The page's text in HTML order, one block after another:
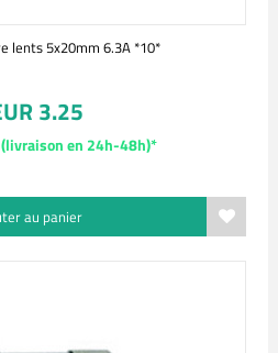
lents 5x20mm 6.3A *10*
3.25
en 24h-48h)*
au panier